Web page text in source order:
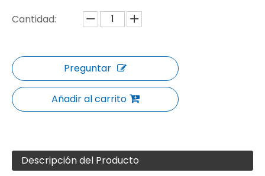
Cantidad:
Preguntar
Añadir al carrito
Descripción del Producto